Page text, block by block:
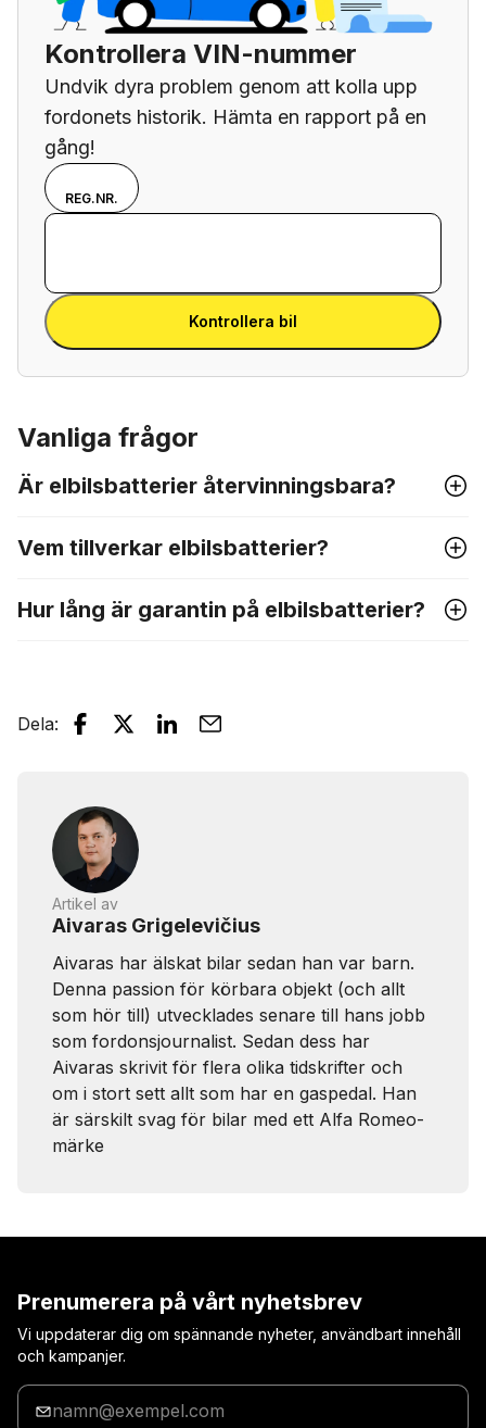
Kontrollera VIN-nummer
Undvik dyra problem genom att kolla upp
fordonets historik. Hämta en rapport på en
gång!
Välj om du vill ange
VIN-nummer eller
REG.NR.
Ange VIN
Ange VIN
Kontrollera bil
Vanliga frågor
Är elbilsbatterier återvinningsbara?
Vem tillverkar elbilsbatterier?
Hur lång är garantin på elbilsbatterier?
Dela:
Artikel av
Aivaras Grigelevičius
Aivaras har älskat bilar sedan han var barn.
Denna passion för körbara objekt (och allt
som hör till) utvecklades senare till hans jobb
som fordonsjournalist. Sedan dess har
Aivaras skrivit för flera olika tidskrifter och
om i stort sett allt som har en gaspedal. Han
är särskilt svag för bilar med ett Alfa Romeo-
märke
Prenumerera på vårt nyhetsbrev
Vi uppdaterar dig om spännande nyheter, användbart innehåll
och kampanjer.
Ange
din